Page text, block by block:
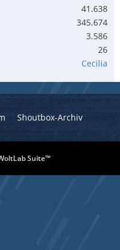
41.638
345.674
3.586
26
Cecilia
Shoutbox-Archiv
Suite™